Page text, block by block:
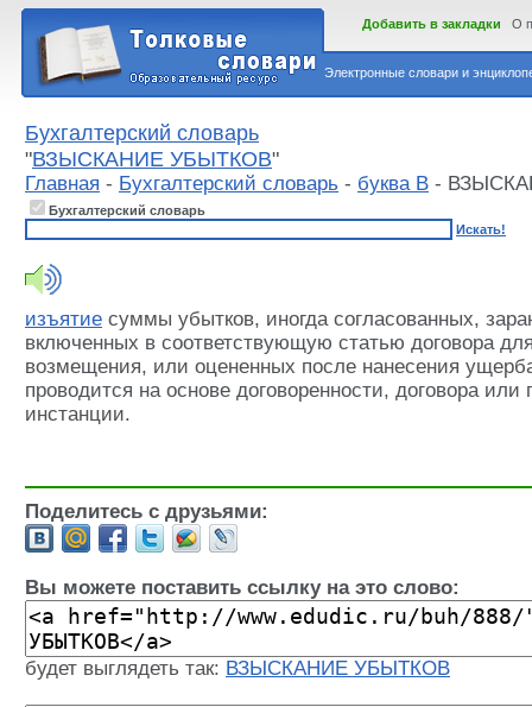
Электронные словари и
Добавить в закладки О
Бухгалтерский словарь
"ВЗЫСКАНИЕ УБЫТКОВ"
Главная - Бухгалтерский словарь - буква В -
Бухгалтерский словарь
Искать!
изъятие суммы убытков, иногда согласованных,
включенных в соответствующую статью договора
возмещения, или оцененных после нанесения
проводится на основе договоренности, договора
инстанции.
Поделитесь с друзьями:
Вы можете поставить ссылку на это слово:
будет выглядеть так: ВЗЫСКАНИЕ УБЫТКОВ